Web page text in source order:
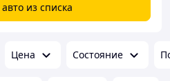
из списка
Цена Состояние